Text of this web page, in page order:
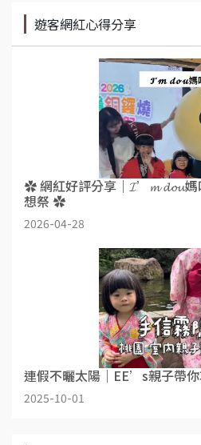
遊客網紅心得分享
✿ 網紅好評分享｜𝓘’𝓶 𝓭𝓸𝓾媽
想祭 ✿
2026-04-28
連假不曬太陽｜EE’s親子帶
2025-10-01